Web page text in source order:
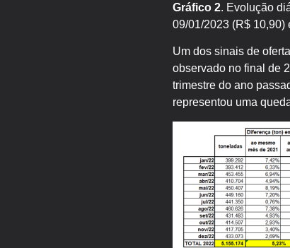
Gráfico 2. Evolução
09/01/2023 (R$ 10,90)
Um dos sinais de
observado no final de
trimestre do ano
representou uma